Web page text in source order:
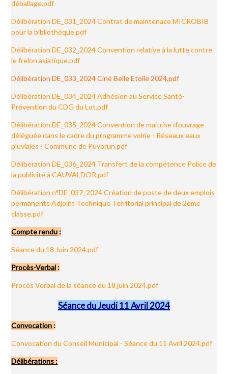
déballage.pdf
Délibération DE_031_2024 Contrat de maintenace MICROBIB
pour la bibliothèque.pdf
Délibération DE_032_2024 Convention relative à la lutte contre
le frelon asiatique.pdf
Délibération DE_033_2024 Ciné Belle Etoile 2024.pdf
Délibération DE_034_2024 Adhésion au Service Santé-
Prévention du CDG du Lot.pdf
Délibération DE_035_2024 Convention de maitrise d'ouvrage
déléguée dans le cadre du programme voirie - Réseaux eaux
pluviales - Commune de Puybrun.pdf
Délibération DE_036_2024 Transfert de la compétence Police de
la publicité à CAUVALDOR.pdf
Délibération n°DE_037_2024 Création de poste de deux emplois
permanents Adjoint Technique Territorial principal de 2ème
classe.pdf
Compte rendu :
Séance du 18 Juin 2024.pdf
Procès-Verbal :
Procès Verbal de la séance du 18 juin 2024.pdf
Séance du Jeudi 11 Avril 2024
Convocation :
Convocation du Conseil Municipal - Séance du 11 Avril 2024.pdf
Délibérations :